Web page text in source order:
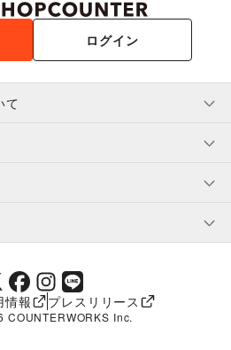
ログイン
て
タープライズ
情報 プレスリリース
COUNTERWORKS Inc.